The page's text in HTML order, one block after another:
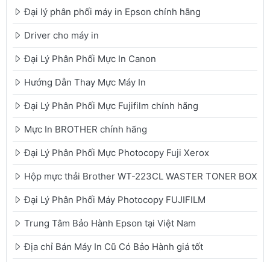
Đại lý phân phối máy in Epson chính hãng
Driver cho máy in
Đại Lý Phân Phối Mực In Canon
Hướng Dẫn Thay Mực Máy In
Đại Lý Phân Phối Mực Fujifilm chính hãng
Mực In BROTHER chính hãng
Đại Lý Phân Phối Mực Photocopy Fuji Xerox
Hộp mực thải Brother WT-223CL WASTER TONER BOX
Đại Lý Phân Phối Máy Photocopy FUJIFILM
Trung Tâm Bảo Hành Epson tại Việt Nam
Địa chỉ Bán Máy In Cũ Có Bảo Hành giá tốt